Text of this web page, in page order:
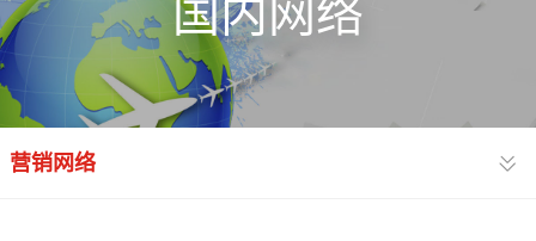
国内网络
营销网络